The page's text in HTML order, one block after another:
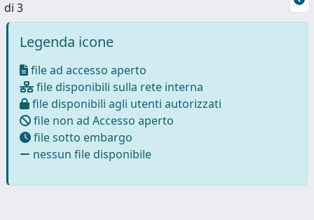
di 3
Legenda icone
file ad accesso aperto
file disponibili sulla rete interna
file disponibili agli utenti autorizzati
file non ad Accesso aperto
file sotto embargo
nessun file disponibile